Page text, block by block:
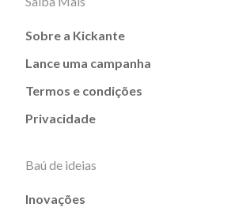
Sobre a Kickante
Lance uma campanha
Termos e condições
Privacidade
Baú de ideias
Inovações